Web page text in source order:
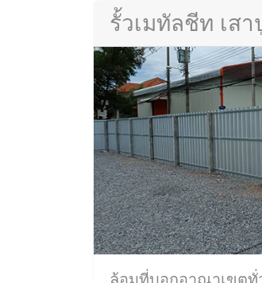
รั้วเมทัลชีท เส